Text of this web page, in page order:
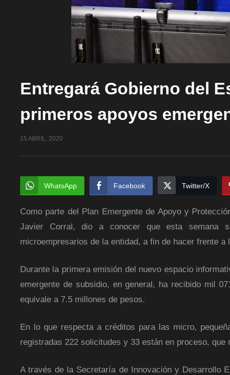
Entregará Gobierno del
primeros apoyos
15 ABRIL, 2020
WhatsApp Facebook Twitter/X
Como parte del Plan Emergente de Apoyo y
Javier Corral, dio a conocer que esta semana
microempresarios de la entidad, a fin de hacer frente
Durante la primera emisión del nuevo espacio
emergente de subsidio, en general, ha recibido mil
equivale a 7.5 millones de pesos.
En lo que respecta a créditos para las micro,
registradas 222 solicitudes y 33 están en proceso,
A través de la Secretaría de Innovación y Desarrollo